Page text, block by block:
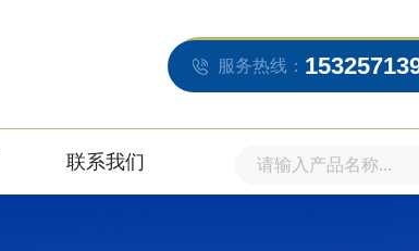
服务热线：
联系我们